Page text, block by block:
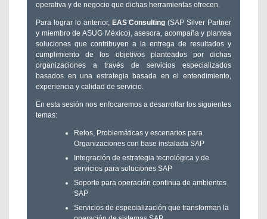
operativa y de negocio que dichas herramientas ofrecen.
Para lograr lo anterior, EAS Consulting (SAP Silver Partner
y miembro de ASUG México), asesora, acompaña y plantea
soluciones que contribuyen a la entrega de resultados y
cumplimiento de los objetivos planteados por dichas
organizaciones a través de servicios especializados
basados en una estrategia basada en el entendimiento,
experiencia y calidad de servicio.
En esta sesión nos enfocaremos a desarrollar los siguientes
temas:
Retos, Problemáticas y escenarios para
Organizaciones con base instalada SAP
Integración de estrategia tecnológica y de
servicios para soluciones SAP
Soporte para operación continua de ambientes
SAP
Servicios de especialización que transforman la